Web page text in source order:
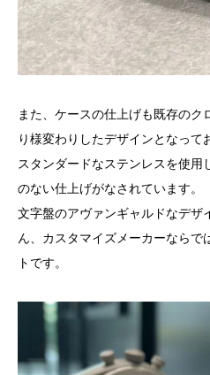
また、ケースの仕上げも既存のク
り様変わりしたデザインとなって
スタンダードなステンレスを使
のない仕上げがなされています。
文字盤のアヴァンギャルドなデザ
ん、カスタマイズメーカーならで
トです。